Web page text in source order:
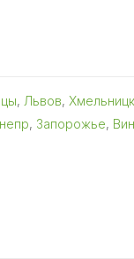
, Львов,
, Запорожье,